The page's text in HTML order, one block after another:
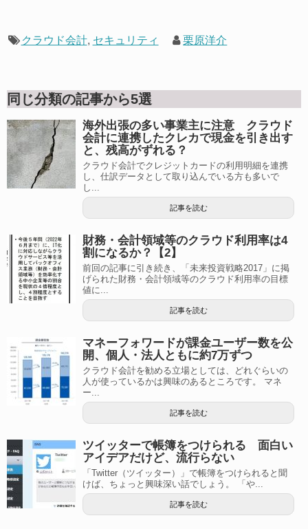
クラウド会計, セキュリティ 栗原洋介
同じ分類の記事から5選
海外出張の多い事業主に注意 クラウド
会計に連携したクレカで現金を引き出す
と、残高がずれる？
クラウド会計でクレジットカードの利用明細を連携
し、仕訳データとして取り込んでいる方も多いで
し...
記事を読む
財務・会計領域等のクラウド利用率は4
割になるか？【2】
前回の記事に引き続き、「未来投資戦略2017」に掲
げられた財務・会計領域等のクラウド利用率の目標
値に...
記事を読む
マネーフォワードが課金ユーザー数を公
開、個人・法人ともに約7万ずつ
クラウド会計を勧める立場としては、どれぐらいの
人が使っているかは興味のあるところです。 マネ
ー...
記事を読む
ツイッターで帳簿をつけられる 面白い
アイデアだけど、流行らない
「Twitter（ツイッター）」で帳簿をつけられると聞
けば、ちょっと興味深い話でしょう。 「や...
記事を読む